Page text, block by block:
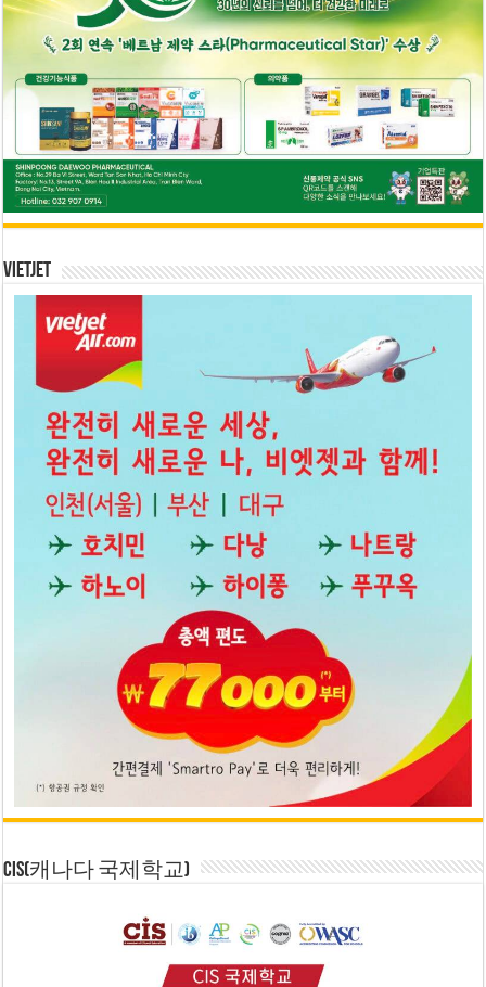
Vietjet
CIS(캐나다 국제학교)